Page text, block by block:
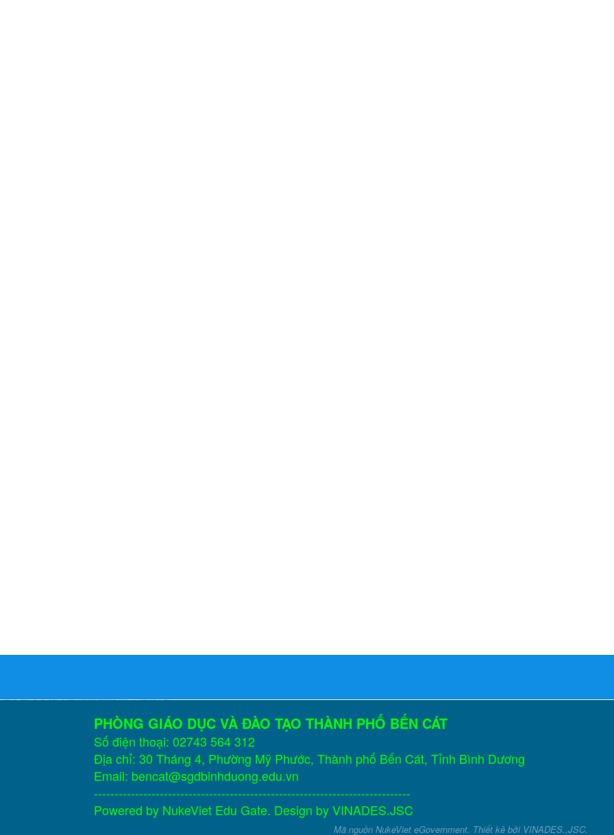
PHÒNG GIÁO DỤC VÀ ĐÀO TẠO THÀNH PHỐ BẾN CÁT
Số điện thoại: 02743 564 312
Địa chỉ: 30 Tháng 4, Phường Mỹ Phước, Thành phố Bến Cát, Tỉnh Bình Dương
Email: bencat@sgdbinhduong.edu.vn
-----------------------------------------------------------------------------
Powered by NukeViet Edu Gate. Design byVINADES.JSC
Mã nguồn NukeViet eGovernment. Thiết kê bởi VINADES.,JSC.